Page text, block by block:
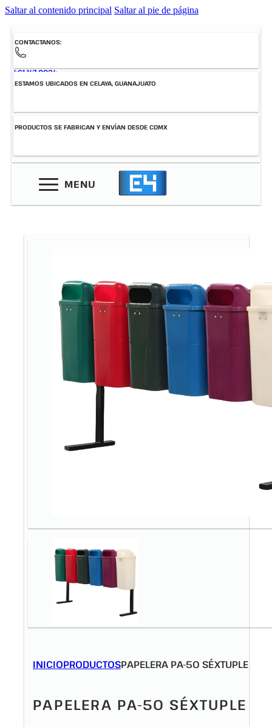
Saltar al contenido principal Saltar al pie de página
CONTACTANOS:
461-147-0034
ESTAMOS UBICADOS EN CELAYA, GUANAJUATO
PRODUCTOS SE FABRICAN Y ENVÍAN DESDE CDMX
MENU
INICIOPRODUCTOSPAPELERA PA-50 SÉXTUPLE
PAPELERA PA-50 SÉXTUPLE